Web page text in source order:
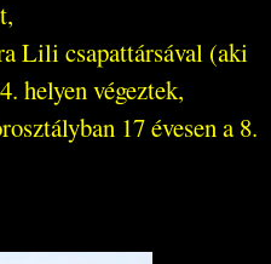
Lili csapattársával (aki
helyen végeztek,
17 évesen a 8.